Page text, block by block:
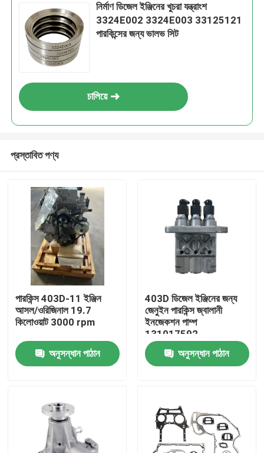
আমাদের সম্পর্কে
নির্মাণ ডিজেল ইঞ্জিনের খুচরা যন্ত্রাংশ
3324E002 3324E003 33125121
পারকিন্সের জন্য ভালভ সিট
চালিয়ে
প্রস্তাবিত পণ্য
পারকিন্স 403D-11 ইঞ্জিন
আসল/ওরিজিনাল 19.7
কিলোওয়াট 3000 rpm
অনুসন্ধান পাঠান
403D ডিজেল ইঞ্জিনের জন্য
জেনুইন পারকিন্স জ্বালানী
ইনজেকশন পাম্প
131017592
অনুসন্ধান পাঠান